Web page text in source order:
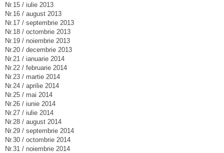
Nr.15 / iulie 2013
Nr.16 / august 2013
Nr.17 / septembrie 2013
Nr.18 / octombrie 2013
Nr.19 / noiembrie 2013
Nr.20 / decembrie 2013
Nr.21 / ianuarie 2014
Nr.22 / februarie 2014
Nr.23 / martie 2014
Nr.24 / aprilie 2014
Nr.25 / mai 2014
Nr.26 / iunie 2014
Nr.27 / iulie 2014
Nr.28 / august 2014
Nr.29 / septembrie 2014
Nr.30 / octombrie 2014
Nr.31 / noiembrie 2014